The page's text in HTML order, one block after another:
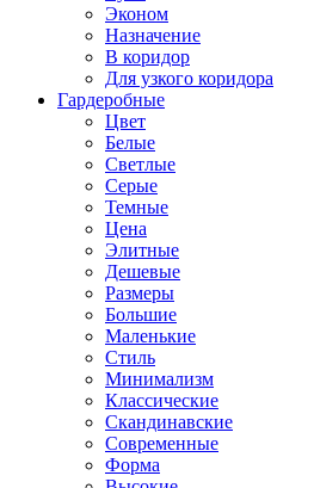
Эконом
Назначение
В коридор
Для узкого коридора
Гардеробные
Цвет
Белые
Светлые
Серые
Темные
Цена
Элитные
Дешевые
Размеры
Большие
Маленькие
Стиль
Минимализм
Классические
Скандинавские
Современные
Форма